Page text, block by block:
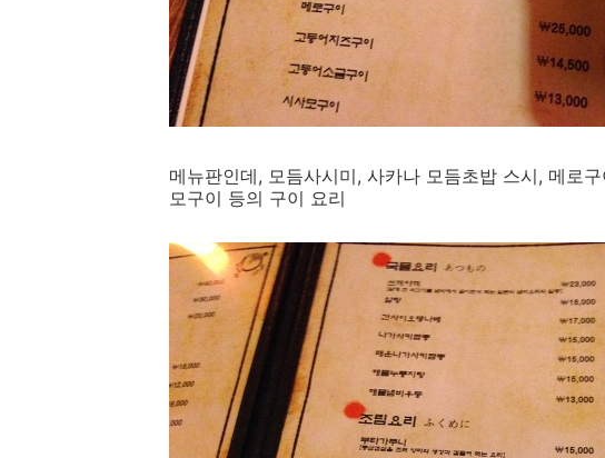
메뉴판인데, 모듬사시미, 사카나 모듬초밥 스시, 메로
모구이 등의 구이 요리